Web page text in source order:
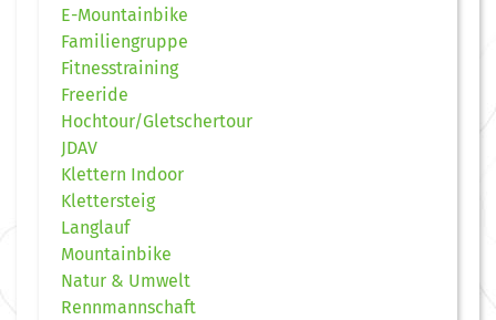
E-Mountainbike
Familiengruppe
Fitnesstraining
Freeride
Hochtour/Gletschertour
JDAV
Klettern Indoor
Klettersteig
Langlauf
Mountainbike
Natur & Umwelt
Rennmannschaft